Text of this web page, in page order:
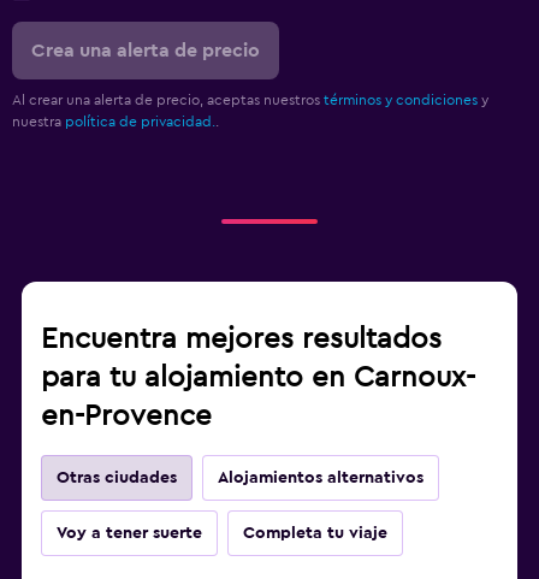
Crea una alerta de precio
Al crear una alerta de precio, aceptas nuestros términos y condiciones y
nuestra política de privacidad.
Encuentra mejores resultados
para tu alojamiento en Carnoux-
en-Provence
Otras ciudades Alojamientos alternativos
Voy a tener suerte Completa tu viaje